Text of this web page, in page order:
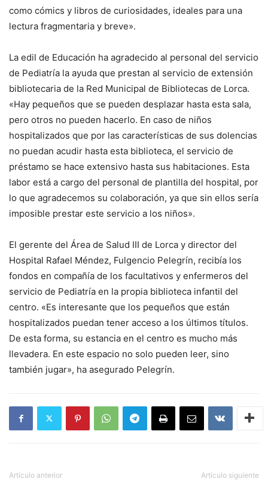
como cómics y libros de curiosidades, ideales para una
lectura fragmentaria y breve».
La edil de Educación ha agradecido al personal del servicio
de Pediatría la ayuda que prestan al servicio de extensión
bibliotecaria de la Red Municipal de Bibliotecas de Lorca.
«Hay pequeños que se pueden desplazar hasta esta sala,
pero otros no pueden hacerlo. En caso de niños
hospitalizados que por las características de sus dolencias
no puedan acudir hasta esta biblioteca, el servicio de
préstamo se hace extensivo hasta sus habitaciones. Esta
labor está a cargo del personal de plantilla del hospital, por
lo que agradecemos su colaboración, ya que sin ellos sería
imposible prestar este servicio a los niños».
El gerente del Área de Salud III de Lorca y director del
Hospital Rafael Méndez, Fulgencio Pelegrín, recibía los
fondos en compañía de los facultativos y enfermeros del
servicio de Pediatría en la propia biblioteca infantil del
centro. «Es interesante que los pequeños que están
hospitalizados puedan tener acceso a los últimos títulos.
De esta forma, su estancia en el centro es mucho más
llevadera. En este espacio no solo pueden leer, sino
también jugar», ha asegurado Pelegrín.
Artículo anterior Artículo siguiente